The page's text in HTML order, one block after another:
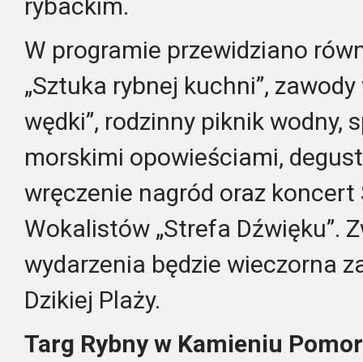
rybackim.
W programie przewidziano
„Sztuka rybnej kuchni”,
wędki”, rodzinny piknik wodny,
morskimi opowieściami,
wręczenie nagród oraz
Wokalistów „Strefa Dźwięku”.
wydarzenia będzie wieczorna
Dzikiej Plaży.
Targ Rybny w Kamieniu